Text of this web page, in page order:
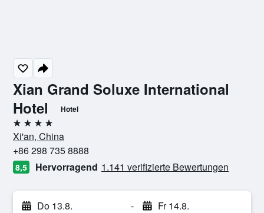
Xian Grand Soluxe International
Hotel
Hotel
4 Sterne
Xi'an, China
+86 298 735 8888
8,5 Hervorragend 1.141 verifizierte Bewertungen
Do 13.8. - Fr 14.8.